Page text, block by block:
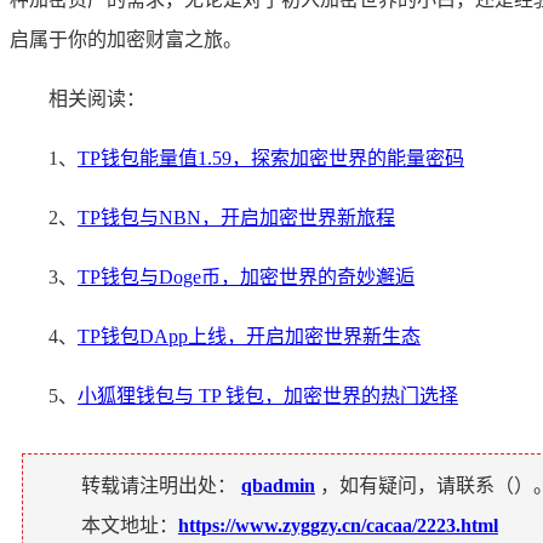
启属于你的加密财富之旅。
相关阅读：
1、 TP钱包能量值1.59，探索加密世界的能量密码
2、 TP钱包与NBN，开启加密世界新旅程
3、 TP钱包与Doge币，加密世界的奇妙邂逅
4、 TP钱包DApp上线，开启加密世界新生态
5、 小狐狸钱包与 TP 钱包，加密世界的热门选择
转载请注明出处： qbadmin ，如有疑问，请联系（）
本文地址： https://www.zyggzy.cn/cacaa/2223.html